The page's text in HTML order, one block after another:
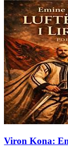
Viron Kona: